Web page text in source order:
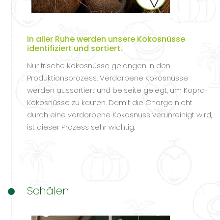
In aller Ruhe werden unsere Kokosnüsse
identifiziert und sortiert.
Nur frische Kokosnüsse gelangen in den
Produktionsprozess. Verdorbene Kokosnüsse
werden aussortiert und beiseite gelegt, um Kopra-
Kokosnüsse zu kaufen. Damit die Charge nicht
durch eine verdorbene Kokosnuss verunreinigt wird,
ist dieser Prozess sehr wichtig.
Schälen